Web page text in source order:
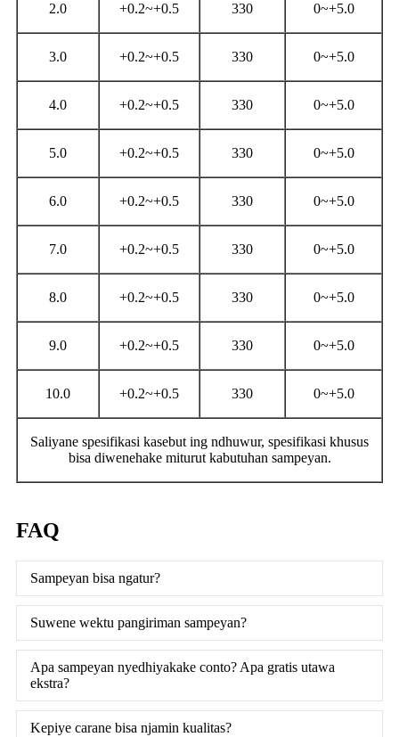
2.0 +0.2~+0.5 330 0~+5.0
3.0 +0.2~+0.5 330 0~+5.0
4.0 +0.2~+0.5 330 0~+5.0
5.0 +0.2~+0.5 330 0~+5.0
6.0 +0.2~+0.5 330 0~+5.0
7.0 +0.2~+0.5 330 0~+5.0
8.0 +0.2~+0.5 330 0~+5.0
9.0 +0.2~+0.5 330 0~+5.0
10.0 +0.2~+0.5 330 0~+5.0
Saliyane spesifikasi kasebut ing ndhuwur, spesifikasi khusus
bisa diwenehake miturut kabutuhan sampeyan.
FAQ
Sampeyan bisa ngatur?
Suwene wektu pangiriman sampeyan?
Apa sampeyan nyedhiyakake conto? Apa gratis utawa
ekstra?
Kepiye carane bisa njamin kualitas?